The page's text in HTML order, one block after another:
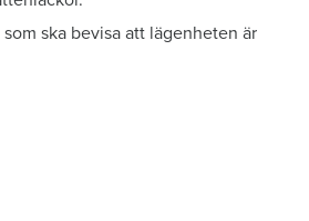
ska bevisa att lägenheten är